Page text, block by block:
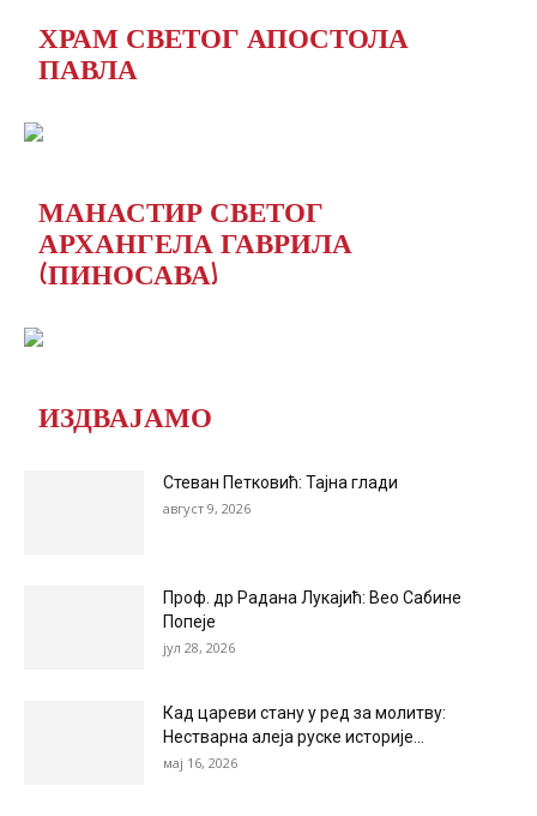
ХРАМ СВЕТОГ АПОСТОЛА
ПАВЛА
МАНАСТИР СВЕТОГ
АРХАНГЕЛА ГАВРИЛА
(ПИНОСАВА)
ИЗДВАЈАМО
Стеван Петковић: Тајна глади
август 9, 2026
Проф. др Радана Лукајић: Вео Сабине
Попеје
јул 28, 2026
Кад цареви стану у ред за молитву:
Нестварна алеја руске историје...
мај 16, 2026